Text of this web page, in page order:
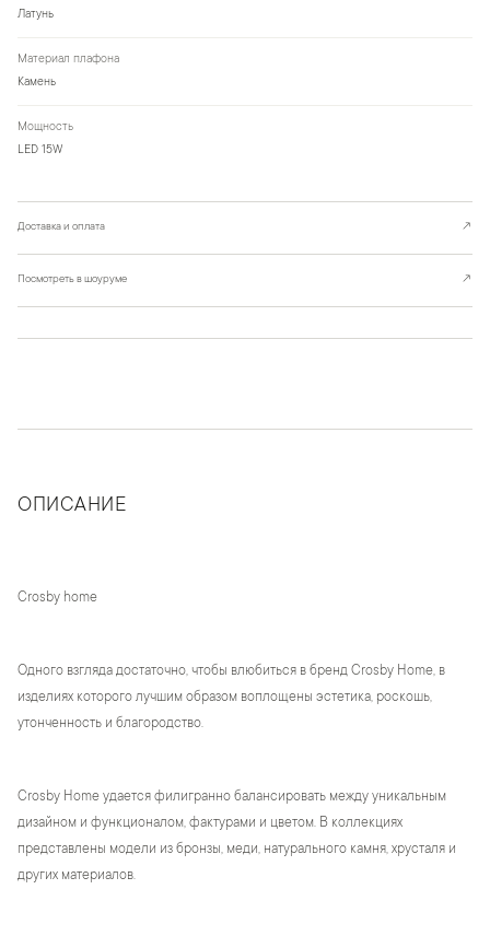
Латунь
Материал плафона
Камень
Мощность
LED 15W
Доставка и оплата ↗
Посмотреть в шоуруме ↗
ОПИСАНИЕ
Crosby home
Одного взгляда достаточно, чтобы влюбиться в бренд Crosby Home, в
изделиях которого лучшим образом воплощены эстетика, роскошь,
утонченность и благородство.
Crosby Home удается филигранно балансировать между уникальным
дизайном и функционалом, фактурами и цветом. В коллекциях
представлены модели из бронзы, меди, натурального камня, хрусталя и
других материалов.